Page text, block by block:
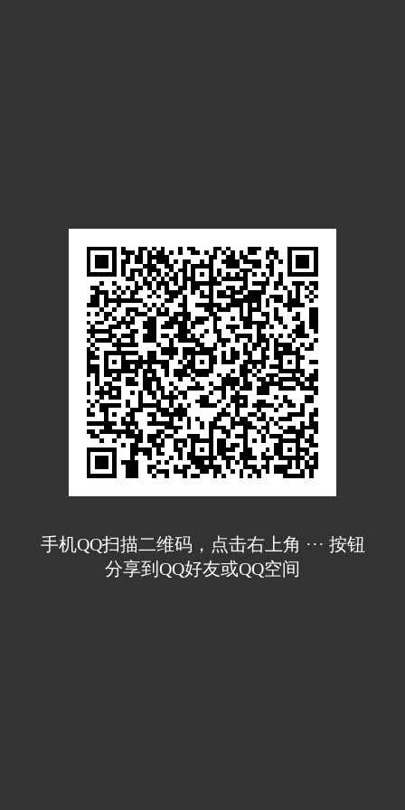
手机QQ扫描二维码，点击右上角 ··· 按钮
分享到QQ好友或QQ空间